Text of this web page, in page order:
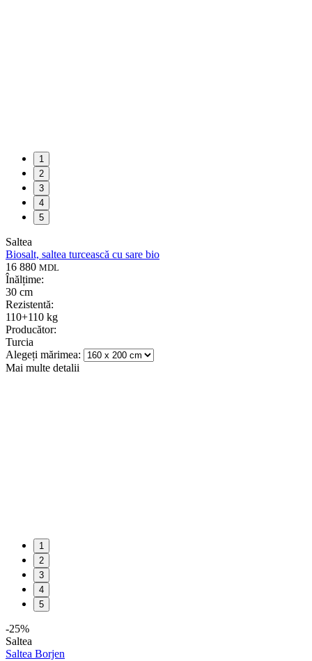
1
2
3
4
5
Saltea
Biosalt, saltea turcească cu sare bio
16 880 MDL
Înălțime:
30 cm
Rezistentă:
110+110 kg
Producător:
Turcia
Alegeți mărimea:
Mai multe detalii
1
2
3
4
5
-25%
Saltea
Saltea Borjen